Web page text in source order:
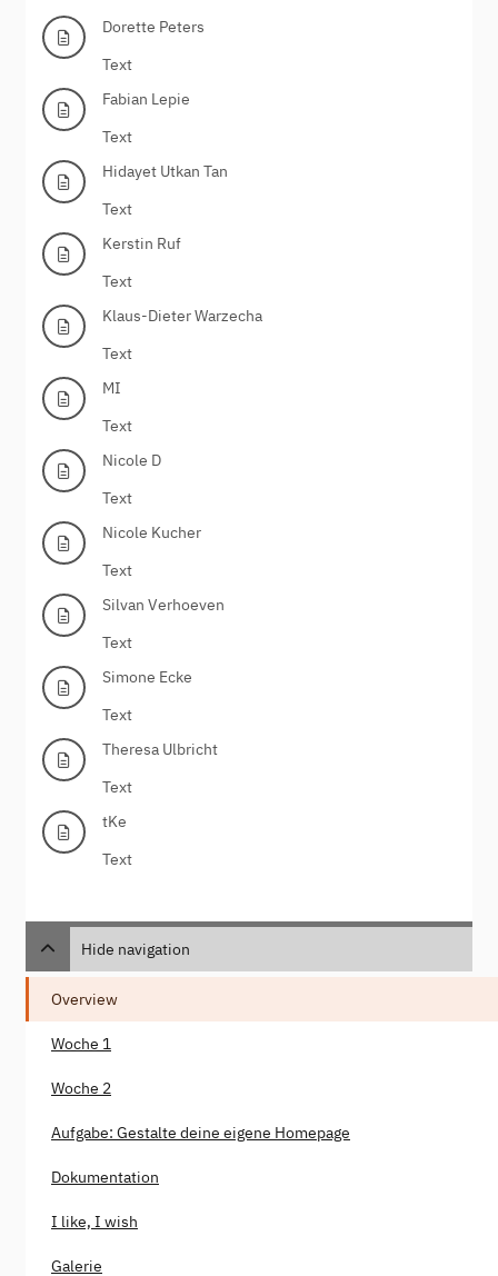
Dorette Peters
Text
Fabian Lepie
Text
Hidayet Utkan Tan
Text
Kerstin Ruf
Text
Klaus-Dieter Warzecha
Text
MI
Text
Nicole D
Text
Nicole Kucher
Text
Silvan Verhoeven
Text
Simone Ecke
Text
Theresa Ulbricht
Text
tKe
Text
Hide navigation
Overview
Woche 1
Woche 2
Aufgabe: Gestalte deine eigene Homepage
Dokumentation
I like, I wish
Galerie